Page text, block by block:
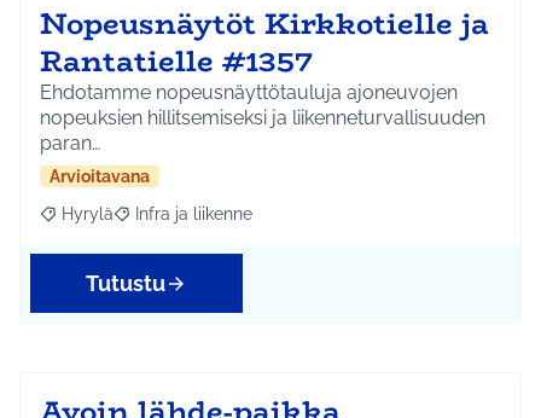
Nopeusnäytöt Kirkkotielle ja
Rantatielle #1357
Ehdotamme nopeusnäyttötauluja ajoneuvojen
nopeuksien hillitsemiseksi ja liikenneturvallisuuden
paran…
Arvioitavana
Rajaa tulokset aihepiirin mukaan: Hyrylä
Hyrylä Rajaa tulokset teeman mukaan: Infra ja liikenne
Infra ja liikenne
Tutustu